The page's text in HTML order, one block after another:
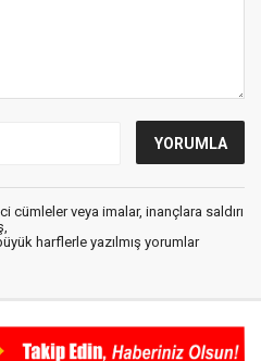
cümleler veya imalar, inançlara saldırı
harflerle yazılmış yorumlar